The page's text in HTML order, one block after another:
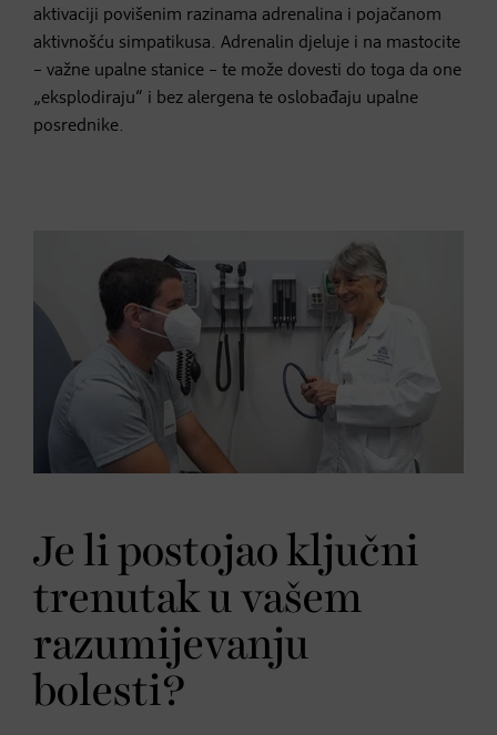
aktivaciji povišenim razinama adrenalina i pojačanom
aktivnošću simpatikusa. Adrenalin djeluje i na mastocite
– važne upalne stanice – te može dovesti do toga da one
„eksplodiraju“ i bez alergena te oslobađaju upalne
posrednike.
Je li postojao ključni
trenutak u vašem
razumijevanju
bolesti?